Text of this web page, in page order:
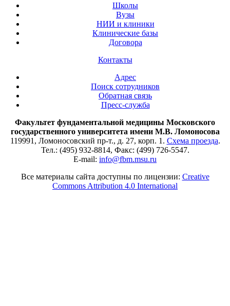
Школы
Вузы
НИИ и клиники
Клинические базы
Договора
Контакты
Адрес
Поиск сотрудников
Обратная связь
Пресс-служба
Факультет фундаментальной медицины Московского
государственного университета имени М.В. Ломоносова
119991, Ломоносовский пр-т., д. 27, корп. 1. Схема проезда.
Тел.: (495) 932-8814, Факс: (499) 726-5547.
E-mail: info@fbm.msu.ru
Все материалы сайта доступны по лицензии: Creative
Commons Attribution 4.0 International